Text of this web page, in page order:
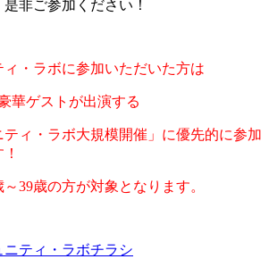
非ご参加ください！
・ラボに参加いただいた方は
華ゲストが出演する
ティ・ラボ大規模開催」に優先的に参加
39歳の方が対象となります。
ニティ・ラボチラシ